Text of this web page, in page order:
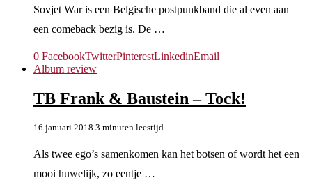
Sovjet War is een Belgische postpunkband die al even aan
een comeback bezig is. De …
0 FacebookTwitterPinterestLinkedinEmail
Album review
TB Frank & Baustein – Tock!
16 januari 2018 3 minuten leestijd
Als twee ego’s samenkomen kan het botsen of wordt het een
mooi huwelijk, zo eentje …